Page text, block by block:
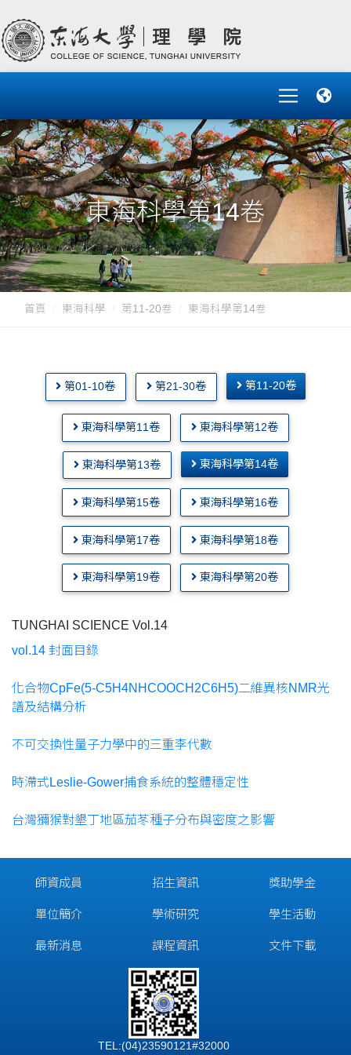
東海科學第14卷
首頁 東海科學 第11-20卷 東海科學第14卷
第01-10卷 第21-30卷 第11-20卷
東海科學第11卷 東海科學第12卷
東海科學第13卷 東海科學第14卷
東海科學第15卷 東海科學第16卷
東海科學第17卷 東海科學第18卷
東海科學第19卷 東海科學第20卷
TUNGHAI SCIENCE Vol.14
vol.14 封面目錄
化合物CpFe(5-C5H4NHCOOCH2C6H5)二維異核NMR光
譜及結構分析
不可交換性量子力學中的三重李代數
時滯式Leslie-Gower捕食系統的整體穩定性
台灣獼猴對墾丁地區茄苳種子分布與密度之影響
師資成員
單位簡介
最新消息
招生資訊
學術研究
課程資訊
獎助學金
學生活動
文件下載
TEL:(04)23590121#32000